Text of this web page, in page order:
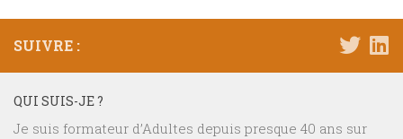
SUIVRE :
QUI SUIS-JE ?
Je suis formateur d’Adultes depuis presque 40 ans sur